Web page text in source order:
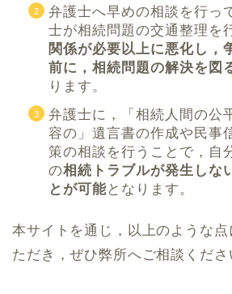
弁護士へ早めの相談を行っ
士が相続問題の交通整理を
関係が必要以上に悪化し，
前に，相続問題の解決を図
ります。
弁護士に，「相続人間の公
容の」遺言書の作成や民事
策の相談を行うことで，自
の相続トラブルが発生しな
とが可能となります。
本サイトを通じ，以上のような
ただき，ぜひ弊所へご相談くださ